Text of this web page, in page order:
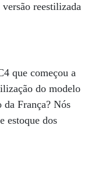
reestilizada
que começou a
do modelo
França? Nós
estoque dos